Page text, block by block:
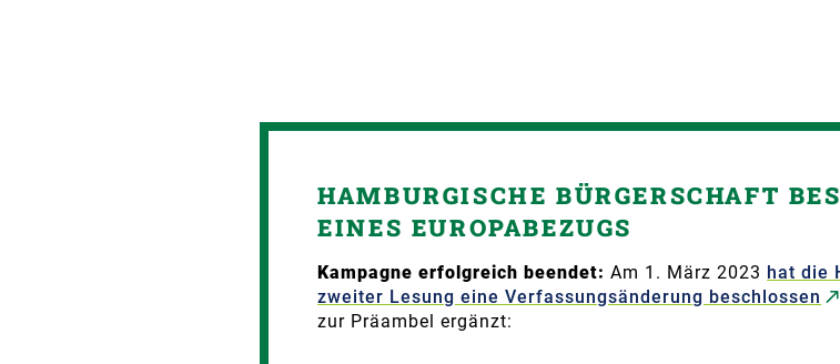
HAMBURGISCHE BÜRGERSCHAFT
INES EUROPABEZUGS
Kampagne erfolgreich beendet:Am 1. März 2023 hat die
zweiter Lesung eine Verfassungsänderung beschlossen
zur Präambel ergänzt: